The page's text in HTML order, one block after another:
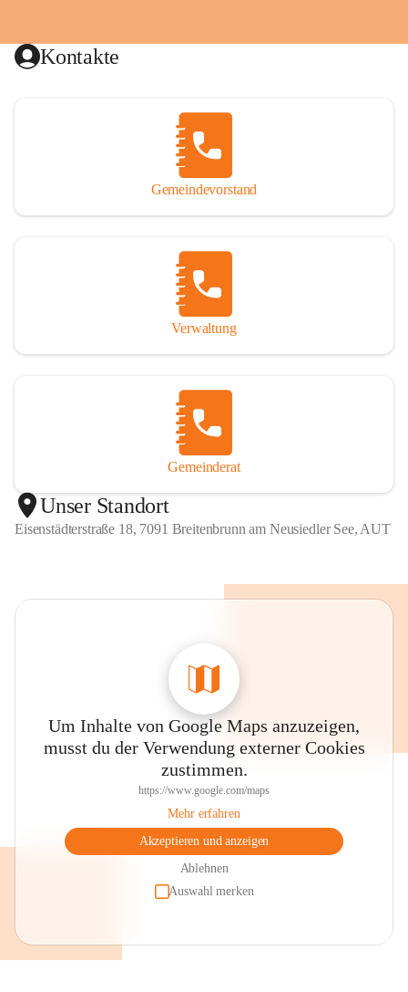
Kontakte
Gemeindevorstand
Verwaltung
Gemeinderat
Unser Standort
Eisenstädterstraße 18, 7091 Breitenbrunn am Neusiedler See, AUT
Um Inhalte von Google Maps anzuzeigen,
musst du der Verwendung externer Cookies
zustimmen.
https://www.google.com/maps
Mehr erfahren
Akzeptieren und anzeigen
Ablehnen
Auswahl merken